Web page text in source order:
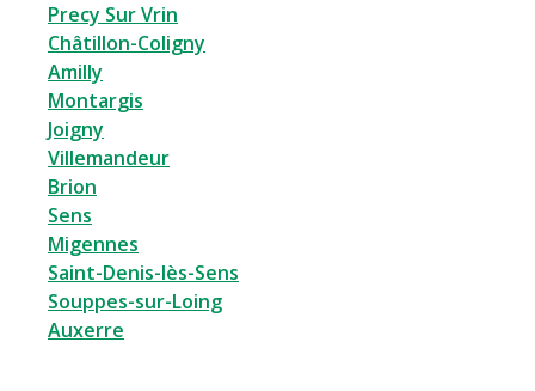
Precy Sur Vrin
Châtillon-Coligny
Amilly
Montargis
Joigny
Villemandeur
Brion
Sens
Migennes
Saint-Denis-lès-Sens
Souppes-sur-Loing
Auxerre